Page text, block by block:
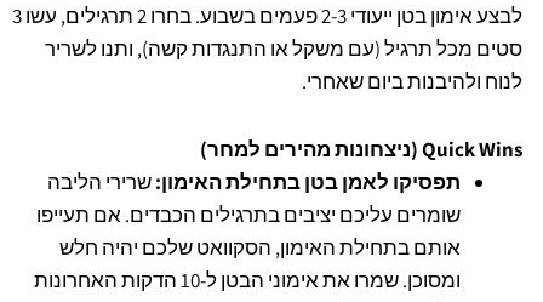
לבצע אימון בטן ייעודי 2-3 פעמים בשבוע. בחרו 2 תרגילים, עשו 3
סטים מכל תרגיל (עם משקל או התנגדות קשה), ותנו לשריר
לנוח ולהיבנות ביום שאחרי.
Quick Wins (ניצחונות מהירים למחר)
תפסיקו לאמן בטן בתחילת האימון:שרירי הליבה
שומרים עליכם יציבים בתרגילים הכבדים. אם תעייפו
אותם בתחילת האימון, הסקוואט שלכם יהיה חלש
ומסוכן. שמרו את אימוני הבטן ל-10 הדקות האחרונות